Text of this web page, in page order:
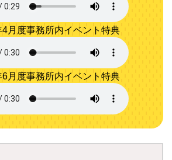
4月度事務所内イベント特典
6月度事務所内イベント特典